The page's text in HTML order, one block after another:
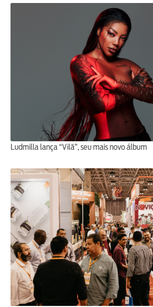
Ludmilla lança “Vilã”, seu mais novo álbum